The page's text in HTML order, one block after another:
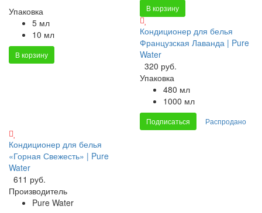
Упаковка
5 мл
10 мл
В корзину
В корзину
Кондиционер для белья
Французская Лаванда | Pure
Water
320 руб.
Упаковка
480 мл
1000 мл
Подписаться Распродано
Кондиционер для белья
«Горная Свежесть» | Pure
Water
611 руб.
Производитель
Pure Water